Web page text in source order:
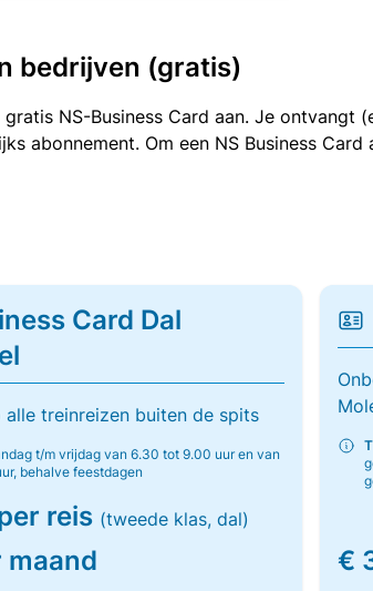
bedrijven (gratis)
NS-Business Card aan. Je
abonnement. Om een NS Business
Card Dal
treinreizen buiten de spits
t/m vrijdag van 6.30 tot 9.00 uur en van
behalve feestdagen
reis (tweede klas, dal)
maand €